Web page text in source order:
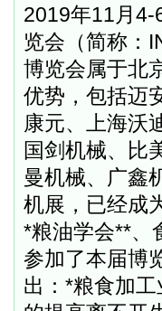
2019年11月4-
览会（简称：
博览会属于北
优势，包括迈
康元、上海沃
国剑机械、比
曼机械、广鑫
机展，已经成
*粮油学会**、
参加了本届博
出：*粮食加工